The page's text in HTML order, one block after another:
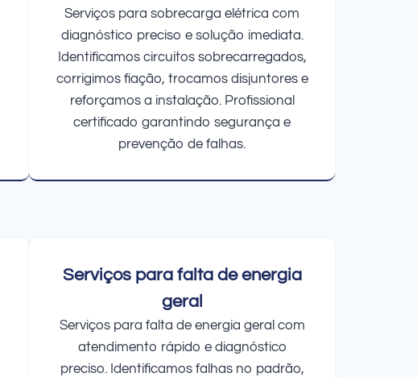
Serviços para sobrecarga elétrica com
diagnóstico preciso e solução imediata.
Identificamos circuitos sobrecarregados,
corrigimos fiação, trocamos disjuntores e
reforçamos a instalação. Profissional
certificado garantindo segurança e
prevenção de falhas.
Serviços para falta de energia
geral
Serviços para falta de energia geral com
atendimento rápido e diagnóstico
preciso. Identificamos falhas no padrão,